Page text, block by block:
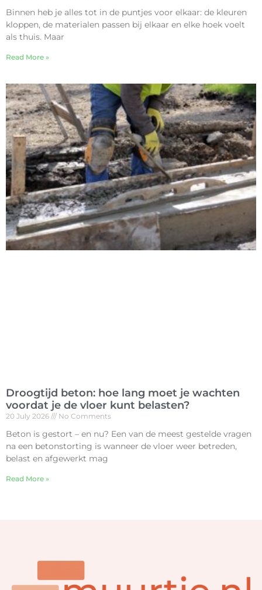
Binnen heb je alles tot in de puntjes voor elkaar: de kleuren
kloppen, de materialen passen bij elkaar en elke hoek voelt
als thuis. Maar
Read More »
Droogtijd beton: hoe lang moet je wachten
voordat je de vloer kunt belasten?
20 July 2026 No Comments
Beton is gestort – en nu? Een van de meest gestelde vragen
na een betonstorting is wanneer de vloer weer betreden,
belast en afgewerkt mag
Read More »